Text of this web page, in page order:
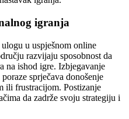
igranja
u uspješnom online
razvijaju sposobnost da
na ishod igre. Izbjegavanje
sprječava donošenje
ili frustracijom. Postizanje
da zadrže svoju strategiju i